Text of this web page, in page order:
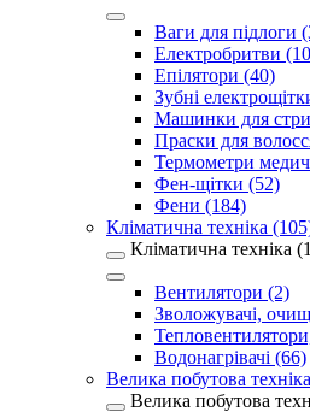
Ваги для підлоги
Електробритви
Епілятори (40)
Зубні
Машинки для
Праски для
Термометри
Фен-щітки (52)
Фени (184)
Кліматична техніка
Кліматична техніка
Вентилятори (2)
Зволожувачі,
Водонагрівачі (66)
Велика побутова
Велика побутова